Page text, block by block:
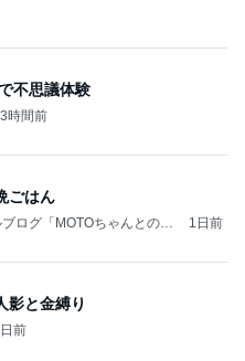
不思議体験
時間前
ごはん
ログ「MOTOちゃんとのは
1日前
影と金縛り
前